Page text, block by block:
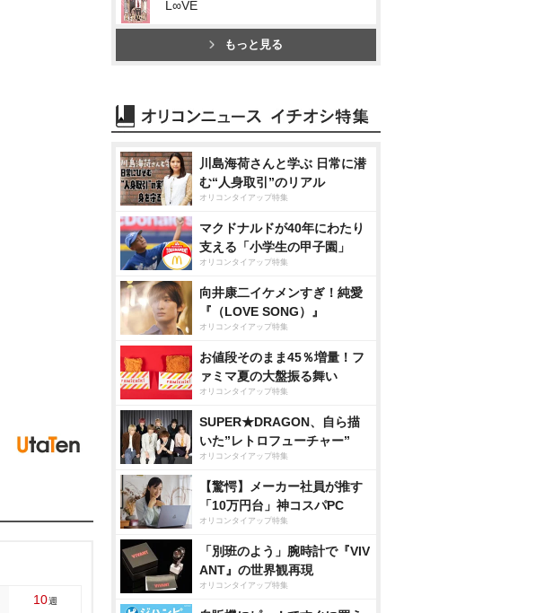
10週
L∞VE
もっと見る
川島海荷さんと学ぶ 日常に潜
む“人身取引”のリアル
オリコンタイアップ特集
マクドナルドが40年にわたり
支える「小学生の甲子園」
オリコンタイアップ特集
向井康二イケメンすぎ！純愛
『（LOVE SONG）』
オリコンタイアップ特集
お値段そのまま45％増量！フ
ァミマ夏の大盤振る舞い
オリコンタイアップ特集
SUPER★DRAGON、自ら描
いた”レトロフューチャー”
オリコンタイアップ特集
【驚愕】メーカー社員が推す
「10万円台」神コスパPC
オリコンタイアップ特集
「別班のよう」腕時計で『VIV
ANT』の世界観再現
オリコンタイアップ特集